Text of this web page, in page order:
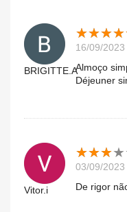
BRIGITTE.A
★★★★
★★★★
16/09/
Almoço
Déjeuner
Vitor.i
★★★★
★★★★
03/09/2023
De rigor